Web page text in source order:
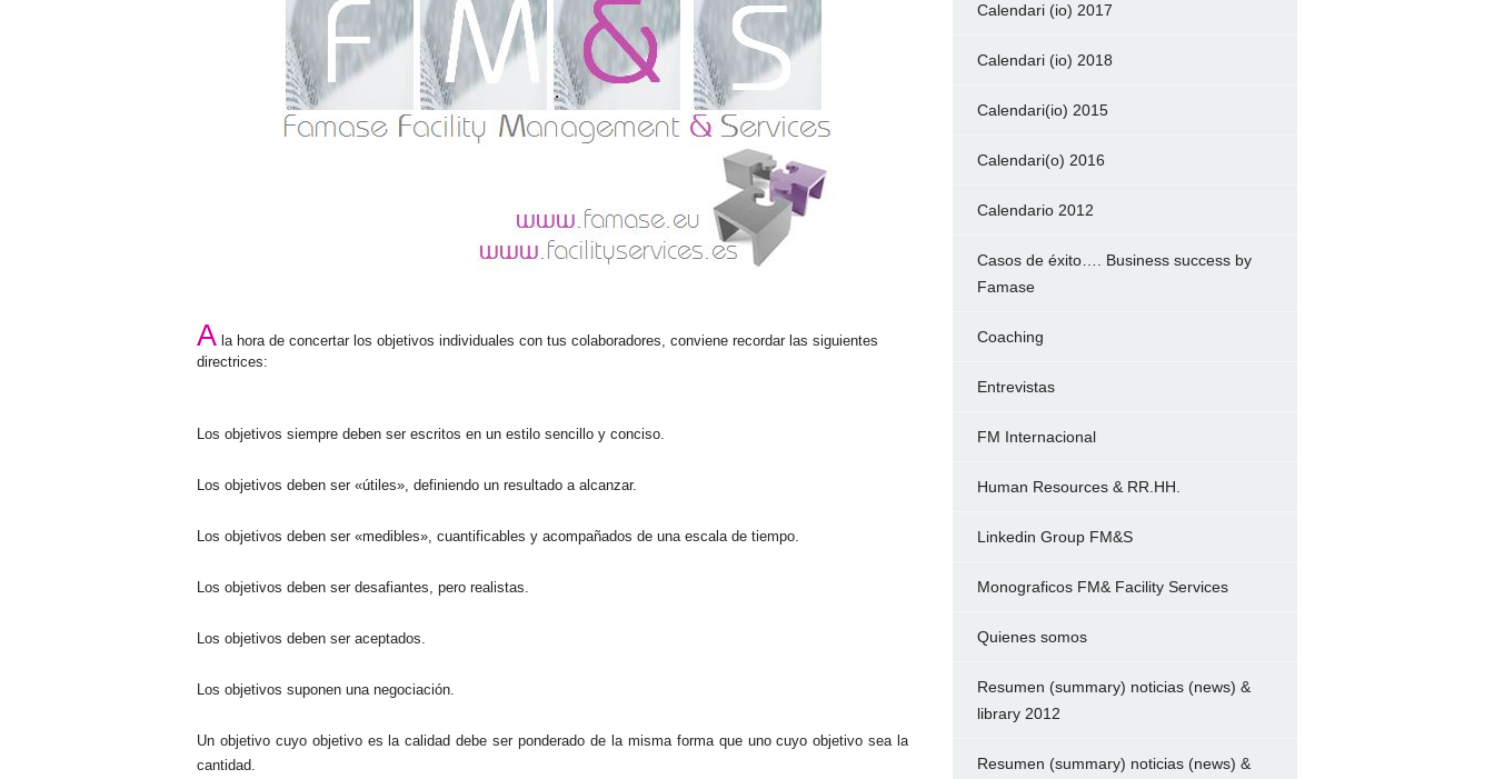
Ala hora de concertar los objetivos individuales con tus colaboradores, conviene recordar las siguientes
directrices:
Los objetivos siempre deben ser escritos en un estilo sencillo y conciso.
Los objetivos deben ser «útiles», definiendo un resultado a alcanzar.
Los objetivos deben ser «medibles», cuantificables y acompañados de una escala de tiempo.
Los objetivos deben ser desafiantes, pero realistas.
Los objetivos deben ser aceptados.
Los objetivos suponen una negociación.
Un objetivo cuyo objetivo es la calidad debe ser ponderado de la misma forma que uno cuyo objetivo sea la
cantidad.
Calendari (io) 2017
Calendari (io) 2018
Calendari(io) 2015
Calendari(o) 2016
Calendario 2012
Casos de éxito…. Business success by
Famase
Coaching
Entrevistas
FM Internacional
Human Resources & RR.HH.
Linkedin Group FM&S
Monograficos FM& Facility Services
Quienes somos
Resumen (summary) noticias (news) &
library 2012
Resumen (summary) noticias (news) &